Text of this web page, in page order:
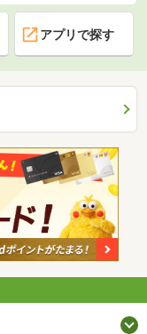
アプリで探す